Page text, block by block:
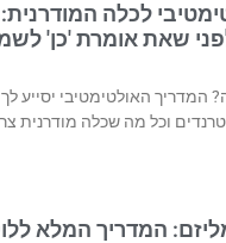
לכלה
שאת אומרת 'כן'
האולטימטיבי יסייע
וכל מה שכלה מודרנית
המדריך המלא